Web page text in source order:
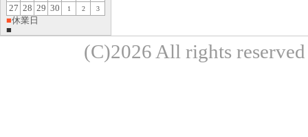
27 28 29 30 1 2 3
■休業日
■
(C)2026 All rights